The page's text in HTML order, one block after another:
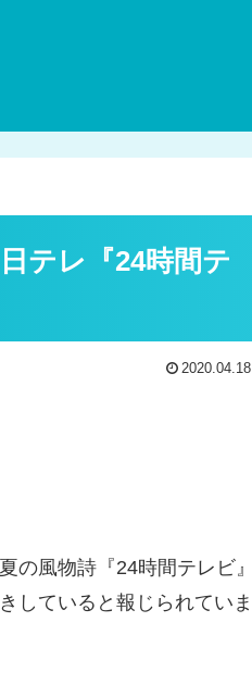
テレ『24時間テ
2020.04.18
の風物詩『24時間テレビ』
していると報じられていま